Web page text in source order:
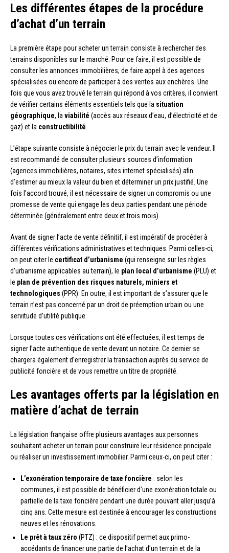
Les différentes étapes de la procédure
d’achat d’un terrain
La première étape pour acheter un terrain consiste à rechercher des
terrains disponibles sur le marché. Pour ce faire, il est possible de
consulter les annonces immobilières, de faire appel à des agences
spécialisées ou encore de participer à des ventes aux enchères. Une
fois que vous avez trouvé le terrain qui répond à vos critères, il convient
de vérifier certains éléments essentiels tels que la situation
géographique, la viabilité (accès aux réseaux d’eau, d’électricité et de
gaz) et la constructibilité
L’étape suivante consiste à négocier le prix du terrain avec le vendeur. Il
est recommandé de consulter plusieurs sources d’information
(agences immobilières, notaires, sites internet spécialisés) afin
d’estimer au mieux la valeur du bien et déterminer un prix justifié. Une
fois l’accord trouvé, il est nécessaire de signer un compromis ou une
promesse de vente qui engage les deux parties pendant une période
déterminée (généralement entre deux et trois mois).
Avant de signer l’acte de vente définitif, il est impératif de procéder à
différentes vérifications administratives et techniques. Parmi celles-ci,
on peut citer le certificat d’urbanisme (qui renseigne sur les règles
d’urbanisme applicables au terrain), le plan local d’urbanisme (PLU) et
le plan de prévention des risques naturels, miniers et
technologiques (PPR). En outre, il est important de s’assurer que le
terrain n’est pas concerné par un droit de préemption urbain ou une
servitude d’utilité publique.
Lorsque toutes ces vérifications ont été effectuées, il est temps de
signer l’acte authentique de vente devant un notaire. Ce dernier se
chargera également d’enregistrer la transaction auprès du service de
publicité foncière et de vous remettre un titre de propriété.
Les avantages offerts par la législation en
matière d’achat de terrain
La législation française offre plusieurs avantages aux personnes
souhaitant acheter un terrain pour construire leur résidence principale
ou réaliser un investissement immobilier. Parmi ceux-ci, on peut citer :
L’exonération temporaire de taxe foncière : selon les
communes, il est possible de bénéficier d’une exonération totale ou
partielle de la taxe foncière pendant une durée pouvant aller jusqu’à
cinq ans. Cette mesure est destinée à encourager les constructions
neuves et les rénovations.
Le prêt à taux zéro (PTZ) : ce dispositif permet aux primo-
accédants de financer une partie de l’achat d’un terrain et de la